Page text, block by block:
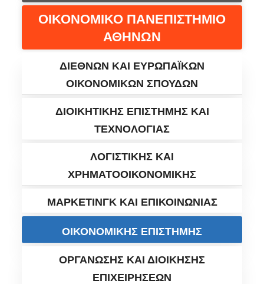
ΟΙΚΟΝΟΜΙΚΟ ΠΑΝΕΠΙΣΤΗΜΙΟ
ΑΘΗΝΩΝ
ΔΙΕΘΝΩΝ ΚΑΙ ΕΥΡΩΠΑΪΚΩΝ
ΟΙΚΟΝΟΜΙΚΩΝ ΣΠΟΥΔΩΝ
ΔΙΟΙΚΗΤΙΚΗΣ ΕΠΙΣΤΗΜΗΣ ΚΑΙ
ΤΕΧΝΟΛΟΓΙΑΣ
ΛΟΓΙΣΤΙΚΗΣ ΚΑΙ
ΧΡΗΜΑΤΟΟΙΚΟΝΟΜΙΚΗΣ
ΜΑΡΚΕΤΙΝΓΚ ΚΑΙ ΕΠΙΚΟΙΝΩΝΙΑΣ
ΟΙΚΟΝΟΜΙΚΗΣ ΕΠΙΣΤΗΜΗΣ
ΟΡΓΑΝΩΣΗΣ ΚΑΙ ΔΙΟΙΚΗΣΗΣ
ΕΠΙΧΕΙΡΗΣΕΩΝ